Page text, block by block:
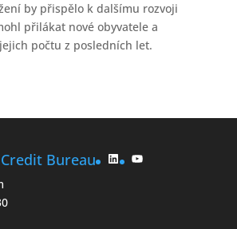
by přispělo k dalšímu rozvoji
přilákat nové obyvatele a
počtu z posledních let.
Credit Bureau LinkedIn YouTube